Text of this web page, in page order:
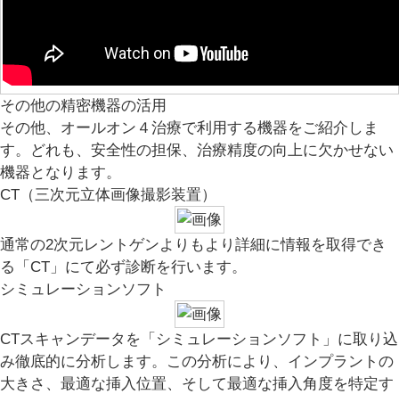
その他の精密機器の活用
その他、オールオン４治療で利用する機器をご紹介しま
す。どれも、安全性の担保、治療精度の向上に欠かせない
機器となります。
CT（三次元立体画像撮影装置）
通常の2次元レントゲンよりもより詳細に情報を取得でき
る「CT」にて必ず診断を行います。
シミュレーションソフト
CTスキャンデータを「シミュレーションソフト」に取り込
み徹底的に分析します。この分析により、インプラントの
大きさ、最適な挿入位置、そして最適な挿入角度を特定す